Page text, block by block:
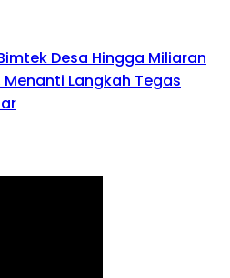
Desa Hingga Miliaran
Menanti Langkah Tegas